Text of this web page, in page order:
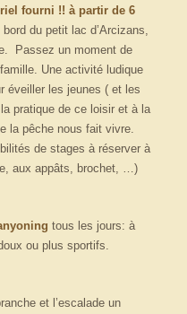
fourni !! à partir de 6
du petit lac d’Arcizans,
Passez un moment de
Une activité ludique
éveiller les jeunes ( et les
pratique de ce loisir et à la
la pêche nous fait vivre.
de stages à réserver à
aux appâts, brochet, …)
tous les jours: à
ou plus sportifs.
et l’escalade un